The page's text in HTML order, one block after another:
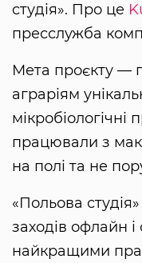
студія». Про це
пресслужба
Мета проєкту —
аграріям
працювали з
на полі та не
«Польова
заходів офлайн
найкращими